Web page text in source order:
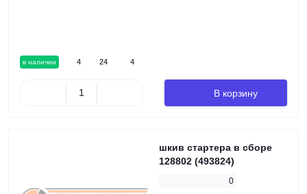
в наличии 4 24 4
В корзину
шкив стартера в сборе
128802 (493824)
0